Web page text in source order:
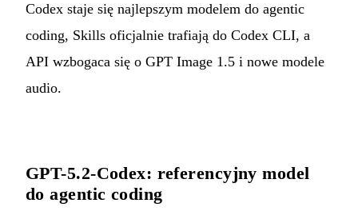
Codex staje się najlepszym modelem do agentic
coding, Skills oficjalnie trafiają do Codex CLI, a
API wzbogaca się o GPT Image 1.5 i nowe modele
audio.
GPT-5.2-Codex: referencyjny model
do agentic coding